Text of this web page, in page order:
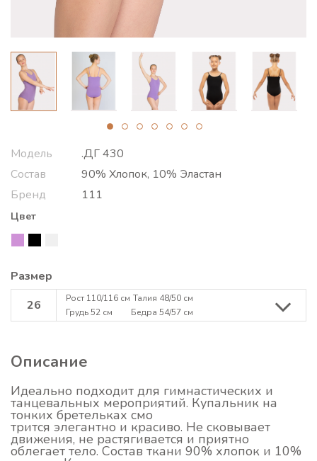
Модель
.ДГ 430
Состав
90% Хлопок, 10% Эластан
Бренд
111
Цвет
Размер
26
Рост 110/116 см Талия 48/50 см
Грудь 52 см
Бедра 54/57 см
Описание
Идеально подходит для гимнастических и
танцевальных мероприятий. Купальник на
тонких бретельках смо
трится элегантно и красиво. Не сковывает
движения, не растягивается и приятно
облегает тело. Состав ткани 90% хлопок и 10%